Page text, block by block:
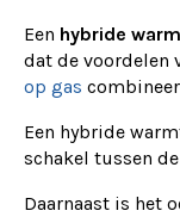
Een hybride
dat de voordelen
op gas
Een hybride
schakel tussen
Daarnaast is het